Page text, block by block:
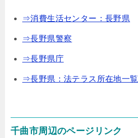
⇒消費生活センター：長野県
⇒長野県警察
⇒長野県庁
⇒長野県：法テラス所在地一覧
千曲市周辺のページリンク